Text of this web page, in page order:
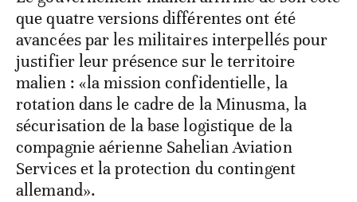
que quatre versions différentes ont été
avancées par les militaires interpellés pour
justifier leur présence sur le territoire
malien : «la mission confidentielle, la
rotation dans le cadre de la Minusma, la
sécurisation de la base logistique de la
compagnie aérienne Sahelian Aviation
Services et la protection du contingent
allemand».